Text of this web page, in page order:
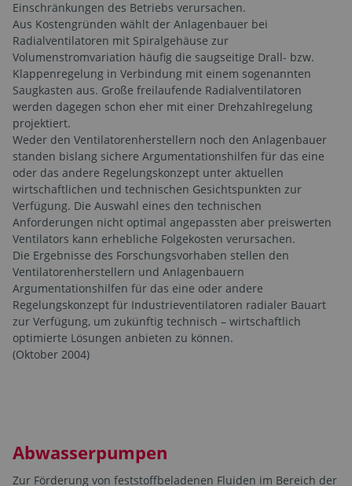
Einschränkungen des Betriebs verursachen.
Aus Kostengründen wählt der Anlagenbauer bei
Radialventilatoren mit Spiralgehäuse zur
Volumenstromvariation häufig die saugseitige Drall- bzw.
Klappenregelung in Verbindung mit einem sogenannten
Saugkasten aus. Große freilaufende Radialventilatoren
werden dagegen schon eher mit einer Drehzahlregelung
projektiert.
Weder den Ventilatorenherstellern noch den Anlagenbauer
standen bislang sichere Argumentationshilfen für das eine
oder das andere Regelungskonzept unter aktuellen
wirtschaftlichen und technischen Gesichtspunkten zur
Verfügung. Die Auswahl eines den technischen
Anforderungen nicht optimal angepassten aber preiswerten
Ventilators kann erhebliche Folgekosten verursachen.
Die Ergebnisse des Forschungsvorhaben stellen den
Ventilatorenherstellern und Anlagenbauern
Argumentationshilfen für das eine oder andere
Regelungskonzept für Industrieventilatoren radialer Bauart
zur Verfügung, um zukünftig technisch – wirtschaftlich
optimierte Lösungen anbieten zu können.
(Oktober 2004)
Abwasserpumpen
Zur Förderung von feststoffbeladenen Fluiden im Bereich der